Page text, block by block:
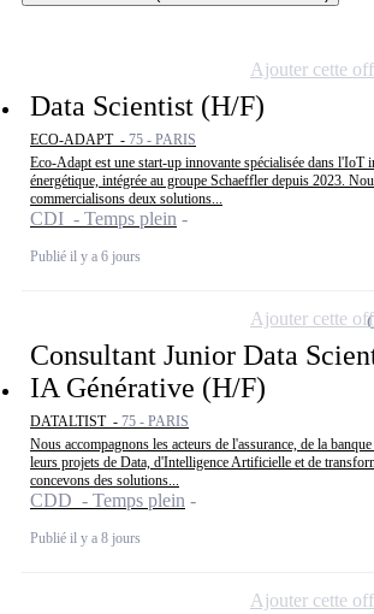
Data Scientist (H/F)
ECO-ADAPT - 75 - PARIS
Eco-Adapt est une start-up innovante spécialisée dans l'IoT
énergétique, intégrée au groupe Schaeffler depuis 2023.
commercialisons deux solutions...
CDI - Temps plein
Publié il y a 6 jours
Ajouter cette
Consultant Junior Data
IA Générative (H/F)
DATALTIST - 75 - PARIS
Nous accompagnons les acteurs de l'assurance, de la
leurs projets de Data, d'Intelligence Artificielle et de
concevons des solutions...
CDD - Temps plein
Publié il y a 8 jours
Ajouter cette
Ajouter cette